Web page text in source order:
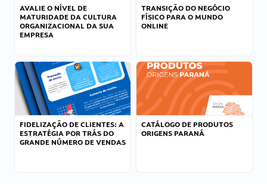
AVALIE O NÍVEL DE
MATURIDADE DA CULTURA
ORGANIZACIONAL DA SUA
EMPRESA
TRANSIÇÃO DO NEGÓCIO
FÍSICO PARA O MUNDO
ONLINE
FIDELIZAÇÃO DE CLIENTES: A
ESTRATÉGIA POR TRÁS DO
GRANDE NÚMERO DE VENDAS
CATÁLOGO DE PRODUTOS
ORIGENS PARANÁ